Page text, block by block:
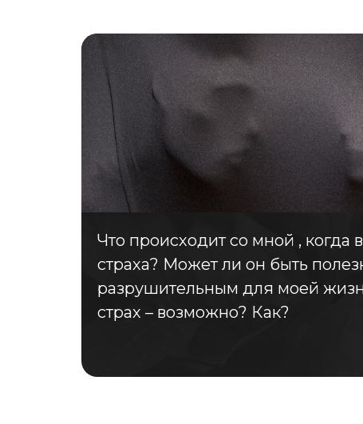
Что происходит со мной , когда
страха? Может ли он быть
разрушительным для моей
страх – возможно? Как?